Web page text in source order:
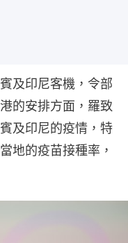
及印尼客機，令部
的安排方面，羅致
及印尼的疫情，特
地的疫苗接種率，